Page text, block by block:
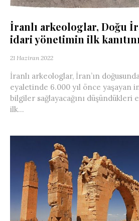
İranlı arkeologlar, Doğu
idari yönetimin ilk
21 Haziran 2022
İranlı arkeologlar, İran’ın
eyaletinde 6.000 yıl önce yaşayan
bilgiler sağlayacağını
ilk...